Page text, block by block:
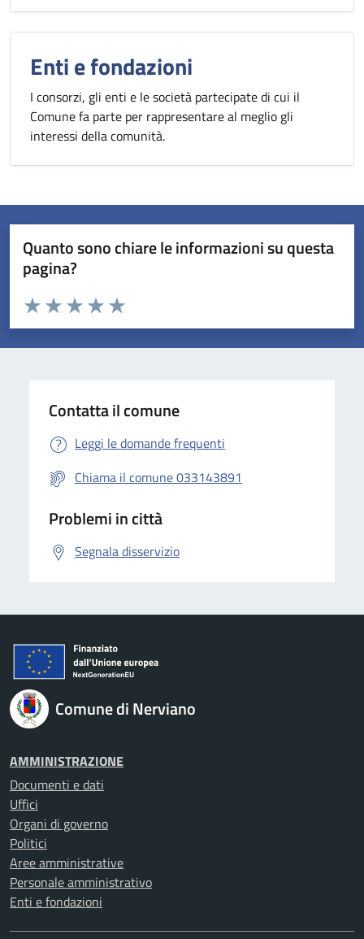
Enti e fondazioni
I consorzi, gli enti e le società partecipate di cui il
Comune fa parte per rappresentare al meglio gli
interessi della comunità.
Quanto sono chiare le informazioni su questa
pagina?
Valuta da 1 a 5 stelle la pagina
Valuta 5 stelle su 5
Valuta 4 stelle su 5
Valuta 3 stelle su 5
Valuta 2 stelle su 5
Valuta 1 stelle su 5
Contatta il comune
Leggi le domande frequenti
Chiama il comune 033143891
Problemi in città
Segnala disservizio
Comune di Nerviano
AMMINISTRAZIONE
Documenti e dati
Uffici
Organi di governo
Politici
Aree amministrative
Personale amministrativo
Enti e fondazioni